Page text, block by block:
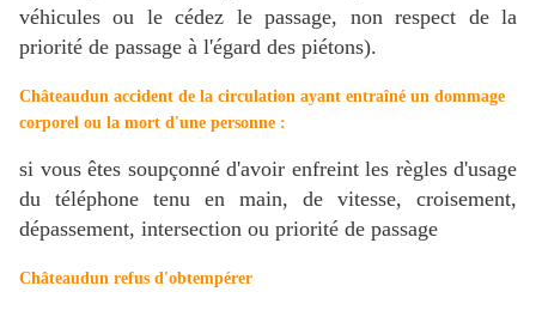
véhicules ou le cédez le passage, non respect de la
priorité de passage à l'égard des piétons).
Châteaudun accident de la circulation ayant entraîné un dommage
corporel ou la mort d'une personne :
si vous êtes soupçonné d'avoir enfreint les règles d'usage
du téléphone tenu en main, de vitesse, croisement,
dépassement, intersection ou priorité de passage
Châteaudun refus d'obtempérer